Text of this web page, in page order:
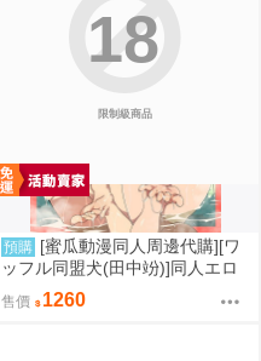
限制級商品
18
預購 [蜜瓜動漫同人周邊代購][ワ
ッフル同盟犬(田中竕)]同人エロ
ゲ転生2上～発動!ヌルヌルスケ
ベスキル【A5アクリルフィギュ
售價 1260